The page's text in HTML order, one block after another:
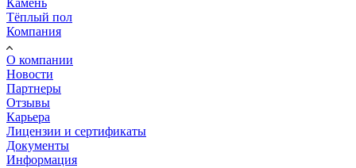
Камень
Тёплый пол
Компания
О компании
Новости
Партнеры
Отзывы
Карьера
Лицензии и сертификаты
Документы
Информация